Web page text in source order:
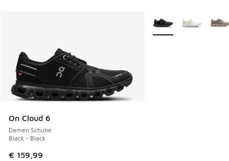
On Cloud 6
Damen Schuhe
Black - Black
€ 159,99
Weitere Farben